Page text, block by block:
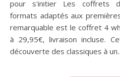
pour s'initier Les coffrets
formats adaptés aux
remarquable est le coffret 4
à 29,95€, livraison incluse.
découverte des classiques à